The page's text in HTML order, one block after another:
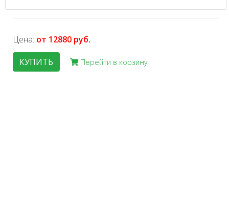
Цена: от 12880 руб.
КУПИТЬ
Перейти в корзину